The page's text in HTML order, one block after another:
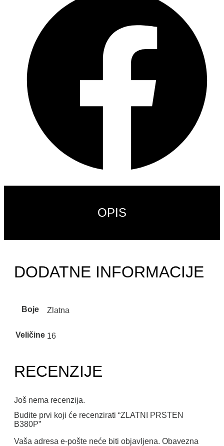
OPIS
DODATNE INFORMACIJE
Boje Zlatna
Veličine 16
RECENZIJE
Još nema recenzija.
Budite prvi koji će recenzirati “ZLATNI PRSTEN
B380P”
Vaša adresa e-pošte neće biti objavljena. Obavezna